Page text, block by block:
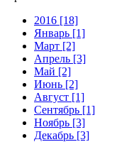
2016 [18]
Январь [1]
Март [2]
Апрель [3]
Май [2]
Июнь [2]
Август [1]
Сентябрь [1]
Ноябрь [3]
Декабрь [3]